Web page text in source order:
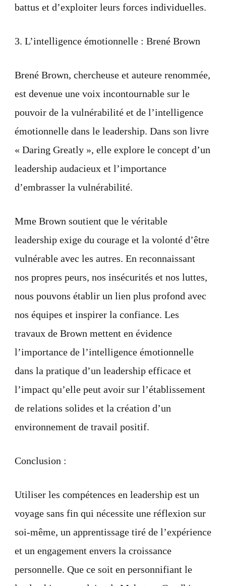
battus et d’exploiter leurs forces individuelles.
3. L’intelligence émotionnelle : Brené Brown
Brené Brown, chercheuse et auteure renommée,
est devenue une voix incontournable sur le
pouvoir de la vulnérabilité et de l’intelligence
émotionnelle dans le leadership. Dans son livre
« Daring Greatly », elle explore le concept d’un
leadership audacieux et l’importance
d’embrasser la vulnérabilité.
Mme Brown soutient que le véritable
leadership exige du courage et la volonté d’être
vulnérable avec les autres. En reconnaissant
nos propres peurs, nos insécurités et nos luttes,
nous pouvons établir un lien plus profond avec
nos équipes et inspirer la confiance. Les
travaux de Brown mettent en évidence
l’importance de l’intelligence émotionnelle
dans la pratique d’un leadership efficace et
l’impact qu’elle peut avoir sur l’établissement
de relations solides et la création d’un
environnement de travail positif.
Conclusion :
Utiliser les compétences en leadership est un
voyage sans fin qui nécessite une réflexion sur
soi-même, un apprentissage tiré de l’expérience
et un engagement envers la croissance
personnelle. Que ce soit en personnifiant le